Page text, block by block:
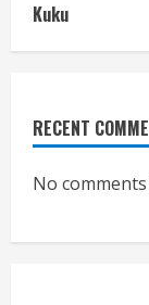
Kuku
RECENT
No